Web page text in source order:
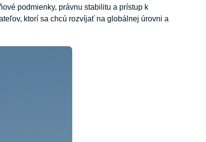
podmienky, právnu stabilitu a prístup k
ktorí sa chcú rozvíjať na globálnej úrovni a